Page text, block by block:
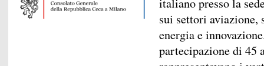
italiano presso la
sui settori aviazione,
energia e
partecipazione di 45